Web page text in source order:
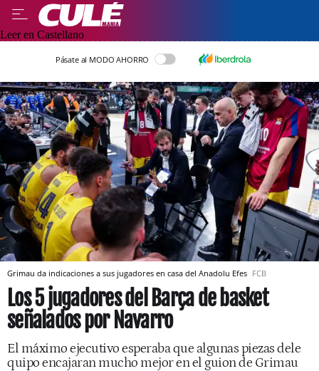
Leer en Castellano
Pásate al MODO AHORRO
Grimau da indicaciones a sus jugadores en casa del Anadolu Efes FCB
Los 5 jugadores del Barça de basket
señalados por Navarro
El máximo ejecutivo esperaba que algunas piezas dele
quipo encajaran mucho mejor en el guion de Grimau